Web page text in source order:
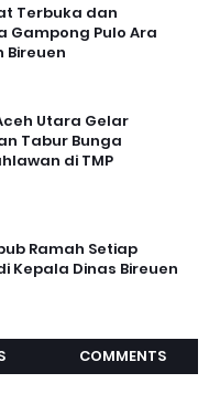
Terbuka dan
Gampong Pulo Ara
Bireuen
Utara Gelar
Tabur Bunga
di TMP
Ramah Setiap
Kepala Dinas Bireuen
COMMENTS